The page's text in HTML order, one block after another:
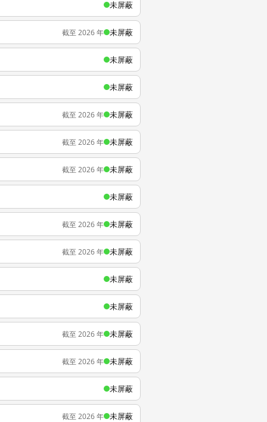
未屏蔽
截至 2026 年 未屏蔽
未屏蔽
未屏蔽
截至 2026 年 未屏蔽
截至 2026 年 未屏蔽
截至 2026 年 未屏蔽
未屏蔽
截至 2026 年 未屏蔽
截至 2026 年 未屏蔽
未屏蔽
未屏蔽
截至 2026 年 未屏蔽
截至 2026 年 未屏蔽
未屏蔽
截至 2026 年 未屏蔽